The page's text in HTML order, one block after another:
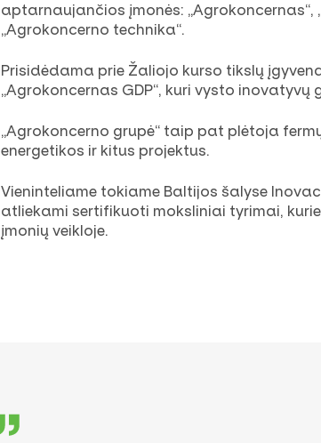
aptarnaujančios įmonės: „Agrokoncernas“,
„Agrokoncerno technika“.
Prisidėdama prie Žaliojo kurso tikslų
„Agrokoncernas GDP“, kuri vysto
„Agrokoncerno grupė“ taip pat plėtoja
energetikos ir kitus projektus.
Vieninteliame tokiame Baltijos šalyse
atliekami sertifikuoti moksliniai tyrimai,
įmonių veikloje.